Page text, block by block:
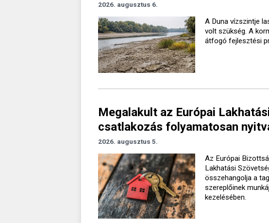
2026. augusztus 6.
A Duna vízszintje
volt szükség. A
átfogó fejlesztési
Megalakult az Európai
csatlakozás folyamatosan
2026. augusztus 5.
Az Európai
Lakhatási
összehangolja a
szereplőinek
kezelésében.